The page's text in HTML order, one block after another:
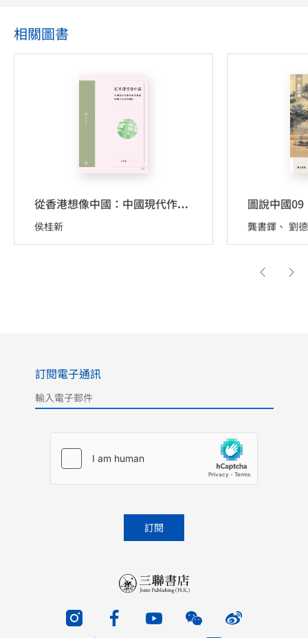
相關圖書
從香港想像中國：中國現代作家的香港書寫與現代文學的轉折
侯桂新
圖說中國
龔書鐸 劉
訂閱電子通訊